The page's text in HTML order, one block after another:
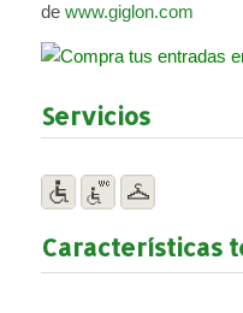
de www.giglon.com
Servicios
Características